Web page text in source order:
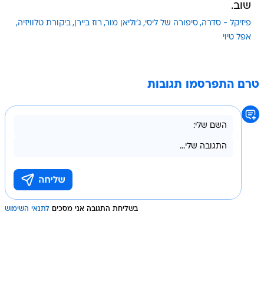
שוב.
פיזיקל - סדרה סיפורה של ליסי ג'וליאן מור רוז ביירן ביקורת טלוויזיה
אפל טיוי
טרם התפרסמו תגובות
בשליחת התגובה אני מסכים לתנאי השימוש